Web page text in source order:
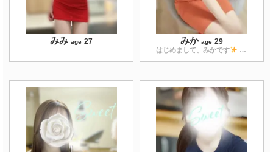
みみ age 27 みか age 29
はじめまして、みかです